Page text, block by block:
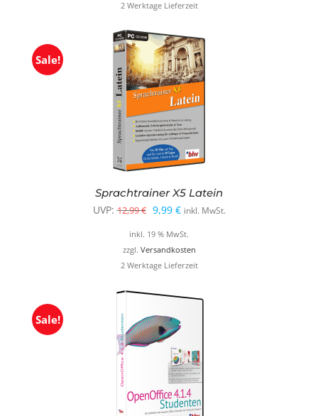
2 Werktage Lieferzeit
Sale!
Sprachtrainer X5 Latein
UVP: 12,99€ Ursprünglicher
Preis
war:
12,99 €
9,99 €Aktueller
Preis
ist:
9,99 €.
inkl. MwSt.
inkl. 19 % MwSt.
zzgl. Versandkosten
2 Werktage Lieferzeit
Sale!